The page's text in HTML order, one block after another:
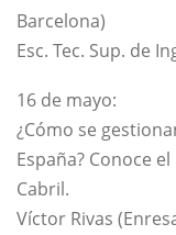
Barcelona)
Esc. Tec. Sup. de
16 de mayo:
¿Cómo se
España? Conoce
Cabril.
Víctor Rivas